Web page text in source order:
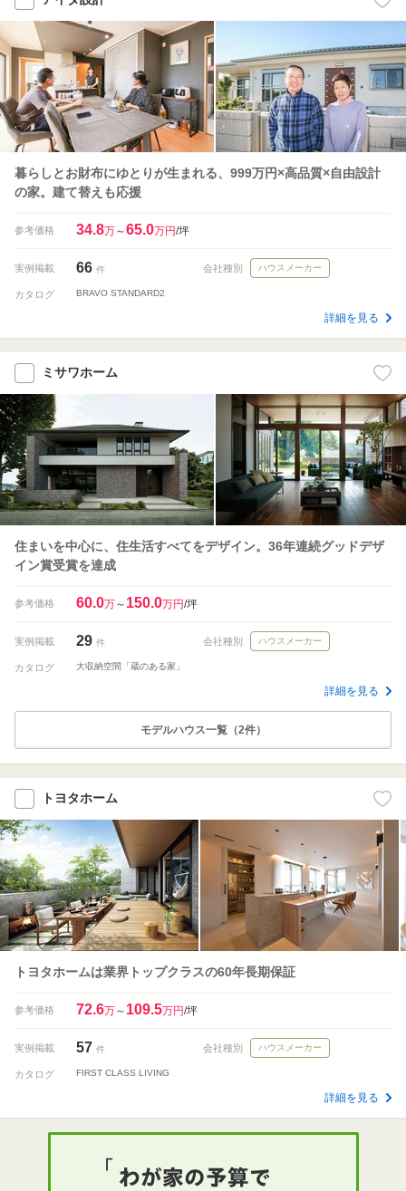
暮らしとお財布にゆとりが生まれる、999万円×高品質×自由設計
の家。建て替えも応援
参考価格 34.8万～65.0万円/坪
実例掲載 66 件 会社種別 ハウスメーカー
カタログ BRAVO STANDARD2
詳細を見る
ミサワホーム
住まいを中心に、住生活すべてをデザイン。36年連続グッドデザ
イン賞受賞を達成
参考価格 60.0万～ 150.0万円/坪
実例掲載 29 件 会社種別 ハウスメーカー
カタログ 大収納空間「蔵のある家」
詳細を見る
モデルハウス一覧（2件）
トヨタホーム
トヨタホームは業界トップクラスの60年長期保証
参考価格 72.6万～ 109.5万円/坪
実例掲載 57 件 会社種別 ハウスメーカー
カタログ FIRST CLASS LIVING
詳細を見る